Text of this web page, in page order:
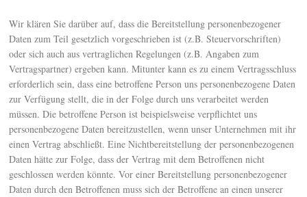
Wir klären Sie darüber auf, dass die Bereitstellung personenbezogener
Daten zum Teil gesetzlich vorgeschrieben ist (z.B. Steuervorschriften)
oder sich auch aus vertraglichen Regelungen (z.B. Angaben zum
Vertragspartner) ergeben kann. Mitunter kann es zu einem Vertragsschluss
erforderlich sein, dass eine betroffene Person uns personenbezogene Daten
zur Verfügung stellt, die in der Folge durch uns verarbeitet werden
müssen. Die betroffene Person ist beispielsweise verpflichtet uns
personenbezogene Daten bereitzustellen, wenn unser Unternehmen mit ihr
einen Vertrag abschließt. Eine Nichtbereitstellung der personenbezogenen
Daten hätte zur Folge, dass der Vertrag mit dem Betroffenen nicht
geschlossen werden könnte. Vor einer Bereitstellung personenbezogener
Daten durch den Betroffenen muss sich der Betroffene an einen unserer